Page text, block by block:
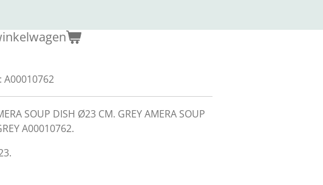
A00010762
SOUP DISH Ø23 CM. GREY AMERA SOUP
A00010762.